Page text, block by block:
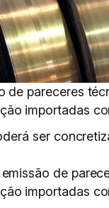
de pareceres
importadas
ser
de
importadas